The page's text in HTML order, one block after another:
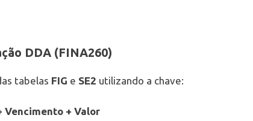
DDA (FINA260)
tabelas FIG e SE2 utilizando a chave:
Vencimento + Valor